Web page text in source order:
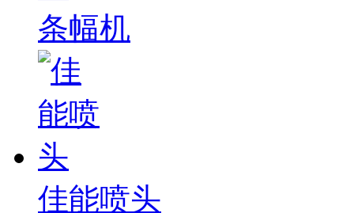
条幅机
佳能喷头